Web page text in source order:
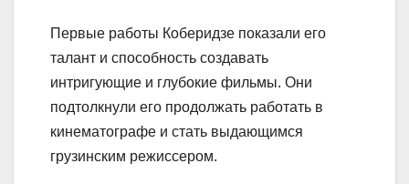
Первые работы Коберидзе показали его
талант и способность создавать
интригующие и глубокие фильмы. Они
подтолкнули его продолжать работать в
кинематографе и стать выдающимся
грузинским режиссером.